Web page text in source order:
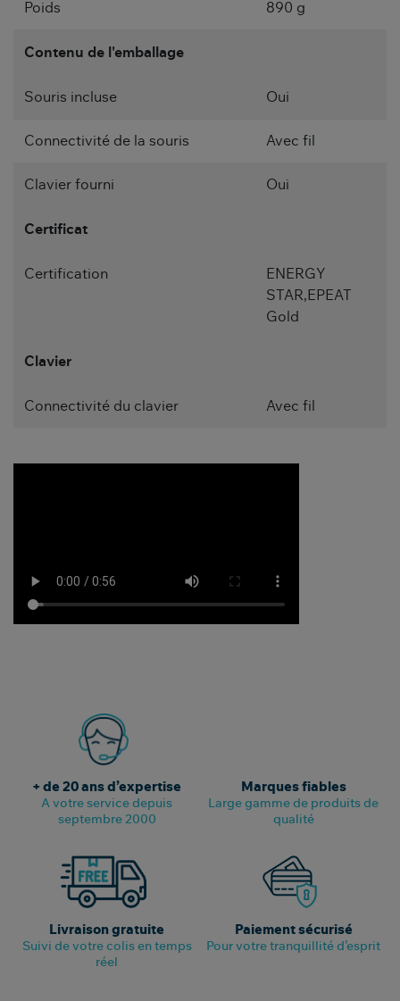
Poids 890 g
Contenu de l'emballage
Souris incluse Oui
Connectivité de la souris Avec fil
Clavier fourni Oui
Certificat
Certification
ENERGY
STAR,EPEAT
Gold
Clavier
Connectivité du clavier Avec fil
+ de 20 ans d’expertise
A votre service depuis
septembre 2000
Marques fiables
Large gamme de produits de
qualité
Livraison gratuite
Suivi de votre colis en temps
réel
Paiement sécurisé
Pour votre tranquillité d’esprit